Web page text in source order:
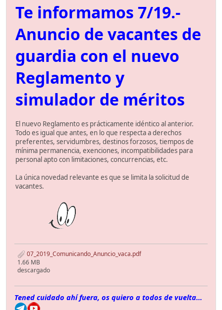
Te informamos 7/19.-
Anuncio de vacantes de
guardia con el nuevo
Reglamento y
simulador de méritos
El nuevo Reglamento es prácticamente idéntico al anterior.
Todo es igual que antes, en lo que respecta a derechos
preferentes, servidumbres, destinos forzosos, tiempos de
mínima permanencia, exenciones, incompatibilidades para
personal apto con limitaciones, concurrencias, etc.
La única novedad relevante es que se limita la solicitud de
vacantes.
07_2019_Comunicando_Anuncio_vaca.pdf
1.66 MB
descargado
Tened cuidado ahí fuera, os quiero a todos de vuelta...